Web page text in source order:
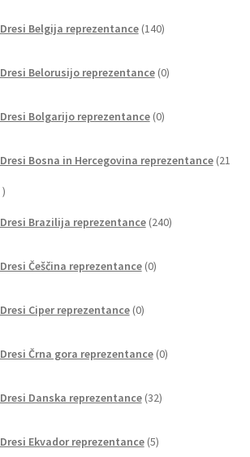
Dresi Belgija reprezentance 140izdelkov
Dresi Belorusijo reprezentance 0izdelkov
Dresi Bolgarijo reprezentance 0izdelkov
Dresi Bosna in Hercegovina reprezentance 21
21
Dresi Brazilija reprezentance 240izdelkov
Dresi Češčina reprezentance 0izdelkov
Dresi Ciper reprezentance 0izdelkov
Dresi Črna gora reprezentance 0izdelkov
Dresi Danska reprezentance 32izdelkov
Dresi Ekvador reprezentance 5izdelkov